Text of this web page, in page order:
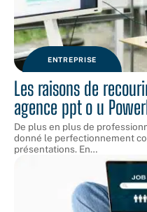
ENTREPRISE
Les raisons de
agence ppt o u
De plus en plus de
donné le perfectionnement
présentations. En…